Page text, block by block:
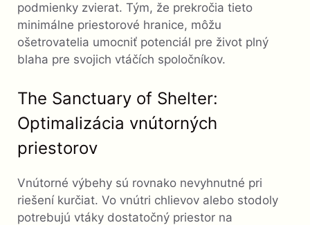
podmienky zvierat. Tým, že prekročia tieto
minimálne priestorové hranice, môžu
ošetrovatelia umocniť potenciál pre život plný
blaha pre svojich vtáčích spoločníkov.
The Sanctuary of Shelter:
Optimalizácia vnútorných
priestorov
Vnútorné výbehy sú rovnako nevyhnutné pri
riešení kurčiat. Vo vnútri chlievov alebo stodoly
potrebujú vtáky dostatočný priestor na